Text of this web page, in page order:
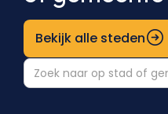
Bekijk alle steden